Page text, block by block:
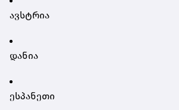
ავსტრია
დანია
ესპანეთი